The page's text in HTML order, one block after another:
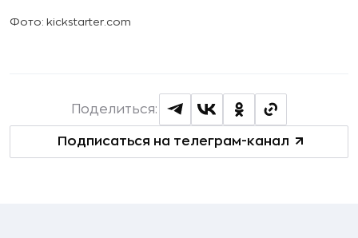
Фото: kickstarter.com
Подписаться на телеграм-канал
Поделиться: